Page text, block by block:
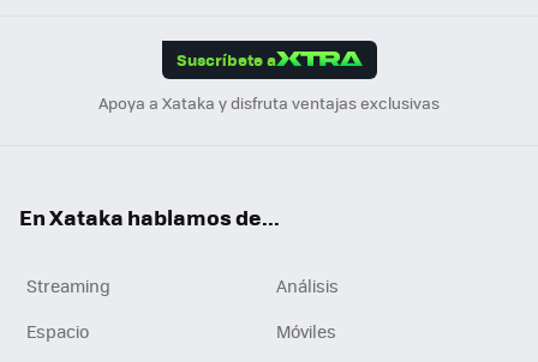
Suscríbete a
Apoya a Xataka y disfruta ventajas exclusivas
En Xataka hablamos de...
Streaming
Análisis
Espacio
Móviles